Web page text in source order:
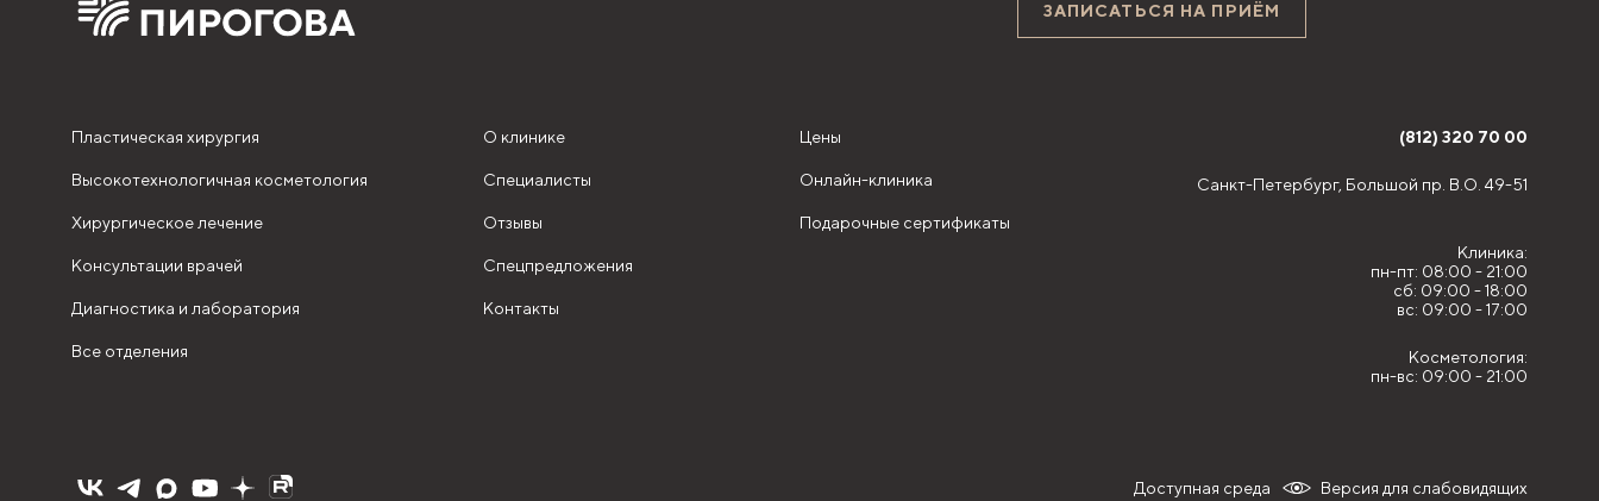
ЗАПИСАТЬСЯ НА ПРИЁМ
Пластическая хирургия
Высокотехнологичная косметология
Хирургическое лечение
Консультации врачей
Диагностика и лаборатория
Все отделения
О клинике
Специалисты
Отзывы
Спецпредложения
Контакты
Цены
Онлайн-клиника
Подарочные сертификаты
(812) 320 70 00
Санкт-Петербург, Большой пр. В.О. 49-51
Клиника:
пн-пт: 08:00 - 21:00
сб: 09:00 - 18:00
вс: 09:00 - 17:00
Косметология:
пн-вс: 09:00 - 21:00
Версия для слабовидящих
Доступная среда